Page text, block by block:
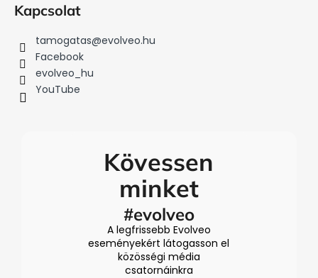
Kapcsolat
tamogatas@evolveo.hu
Facebook
evolveo_hu
YouTube
Kövessen
minket
#evolveo
A legfrissebb Evolveo
eseményekért látogasson el
közösségi média
csatornáinkra